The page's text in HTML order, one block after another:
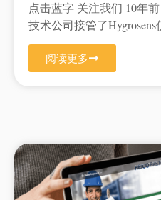
点击蓝字 关注我们 10年
技术公司接管了
阅读更多